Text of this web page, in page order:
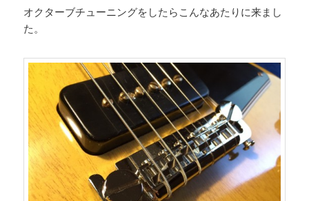
オクターブチューニングをしたらこんなあたりに来まし
た。